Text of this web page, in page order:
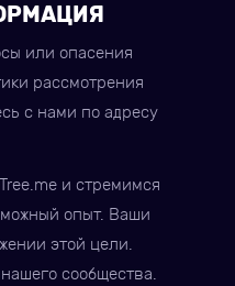
или опасения
рассмотрения
с нами по адресу
и стремимся
опыт. Ваши
этой цели.
сообщества.